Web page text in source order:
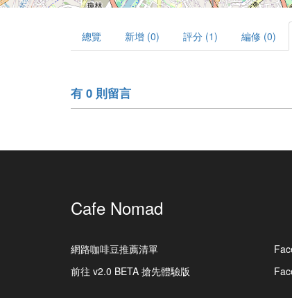
總覽 新增 (0) 評分 (1) 編修 (0)
有 0 則留言
Cafe Nomad
網路咖啡豆推薦清單
前往 v2.0 BETA 搶先體驗版